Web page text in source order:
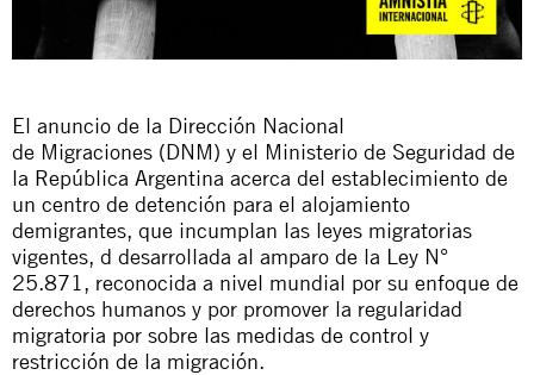
El anuncio de la Dirección Nacional
de Migraciones (DNM) y el Ministerio de Seguridad de
la República Argentina acerca del establecimiento de
un centro de detención para el alojamiento
demigrantes, que incumplan las leyes migratorias
vigentes, d desarrollada al amparo de la Ley N°
25.871, reconocida a nivel mundial por su enfoque de
derechos humanos y por promover la regularidad
migratoria por sobre las medidas de control y
restricción de la migración.